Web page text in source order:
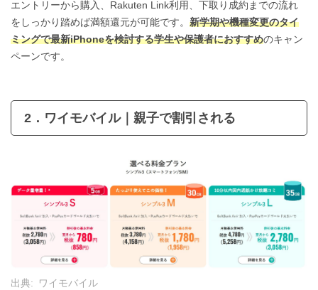
エントリーから購入、Rakuten Link利用、下取り成約までの流れ
をしっかり踏めば満額還元が可能です。 新学期や機種変更のタイ
ミングで最新iPhoneを検討する学生や保護者におすすめのキャン
ペーンです。
2．ワイモバイル｜親子で割引される
出典: ワイモバイル